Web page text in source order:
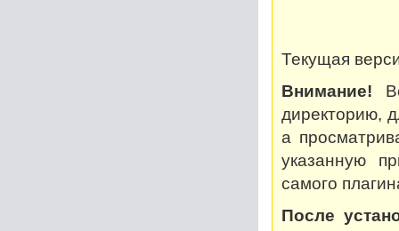
Текущая
Внимание!
директорию,
а
указанную
самого
После